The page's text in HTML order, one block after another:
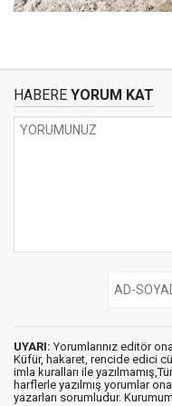
HABERE YORUM KAT
UYARI: Yorumlarınız editör
Küfür, hakaret, rencide edici
imla kuralları ile
harflerle yazılmış yorumlar
yazarları sorumludur.